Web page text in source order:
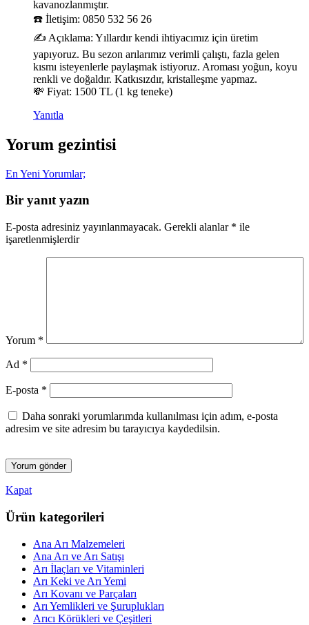
kavanozlanmıştır.
☎️ İletişim: 0850 532 56 26
✍️ Açıklama: Yıllardır kendi ihtiyacımız için üretim
yapıyoruz. Bu sezon arılarımız verimli çalıştı, fazla gelen
kısmı isteyenlerle paylaşmak istiyoruz. Aroması yoğun, koyu
renkli ve doğaldır. Katkısızdır, kristalleşme yapmaz.
💸 Fiyat: 1500 TL (1 kg teneke)
Yanıtla
Yorum gezintisi
En Yeni Yorumlar;
Bir yanıt yazın
E-posta adresiniz yayınlanmayacak. Gerekli alanlar * ile
işaretlenmişlerdir
Yorum *
Ad *
E-posta *
Daha sonraki yorumlarımda kullanılması için adım, e-posta
adresim ve site adresim bu tarayıcıya kaydedilsin.
Kapat
Ürün kategorileri
Ana Arı Malzemeleri
Ana Arı ve Arı Satışı
Arı İlaçları ve Vitaminleri
Arı Keki ve Arı Yemi
Arı Kovanı ve Parçaları
Arı Yemlikleri ve Şuruplukları
Arıcı Körükleri ve Çeşitleri